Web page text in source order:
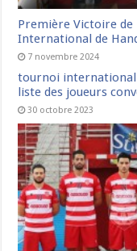
Première Victoire de
International de
7 novembre 2024
tournoi
liste des joueurs
30 octobre 2023